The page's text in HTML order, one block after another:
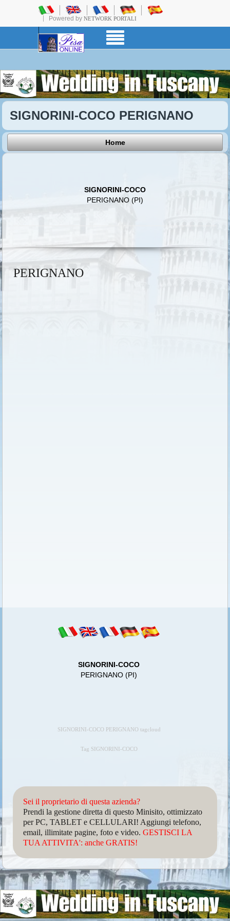
Powered by NETWORK PORTALI
SIGNORINI-COCO PERIGNANO
Home
SIGNORINI-COCO
PERIGNANO (PI)
PERIGNANO
SIGNORINI-COCO
PERIGNANO (PI)
SIGNORINI-COCO PERIGNANO tagcloud
Tag SIGNORINI-COCO
Sei il proprietario di questa azienda?
Prendi la gestione diretta di questo Minisito, ottimizzato
per PC, TABLET e CELLULARI! Aggiungi telefono,
email, illimitate pagine, foto e video.GESTISCI LA
TUA ATTIVITA': anche GRATIS!